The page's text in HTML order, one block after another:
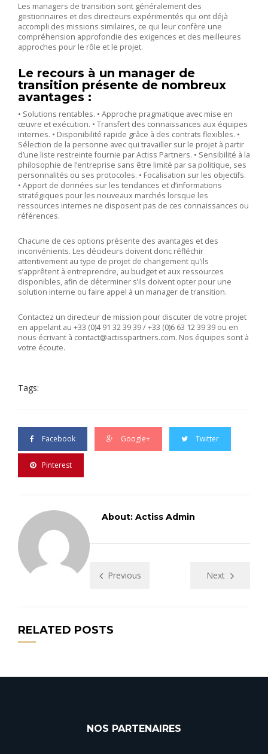
Les managers de transition sont généralement des
gestionnaires et des directeurs expérimentés qui ont déjà
accompli des missions similaires, ce qui leur confère une
compréhension approfondie des exigences et des meilleures
approches pour le rôle et le projet.
Le recours à un manager de
transition présente de nombreux
avantages :
• Solutions rentables. • Approche pragmatique avec mise en
œuvre et exécution. • Transfert des connaissances aux équipes
internes. • Disponibilité rapide grâce à des contrats flexibles. •
Sélection de la personne avec qui travailler sur le projet à partir
d’une liste restreinte fournie par Actiss Partners. • Sensibilité à la
philosophie de l’entreprise sans être limité par sa politique, ses
personnalités ou ses protocoles. • Focalisation sur les objectifs.
• Apport de données sur les tendances et d’informations
stratégiques pour les nouveaux marchés lorsque les
ressources internes ne disposent pas de ces connaissances ou
références.
Chacune de ces options présente des avantages et des
inconvénients. Les décideurs doivent donc réfléchir
attentivement au type de projet de changement qu’ils
s’apprêtent à entreprendre, au budget et aux ressources
disponibles, afin de déterminer s’ils doivent opter pour une
solution interne ou faire appel à un manager de transition.
Contactez un directeur de mission pour discuter de votre projet
en appelant au +33 (0)4 91 32 39 39 / +33 (0)6 63 12 39 39 ou en
nous écrivant à contact@actisspartners.com. Nos équipes sont à
votre écoute.
Tags:
Facebook Google+ Twitter
Pinterest
About: Actiss Admin
Previous Next
RELATED POSTS
NOS PARTENAIRES